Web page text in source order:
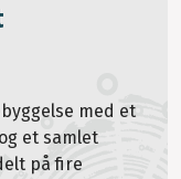
med et
et samlet
på fire